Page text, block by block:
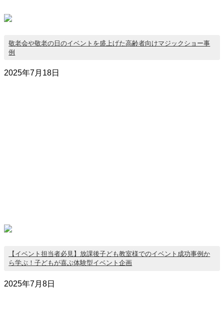
敬老会や敬老の日のイベントを盛上げた高齢者向けマジックショー事
例
2025年7月18日
【イベント担当者必見】放課後子ども教室様でのイベント成功事例か
ら学ぶ！子どもが喜ぶ体験型イベント企画
2025年7月8日